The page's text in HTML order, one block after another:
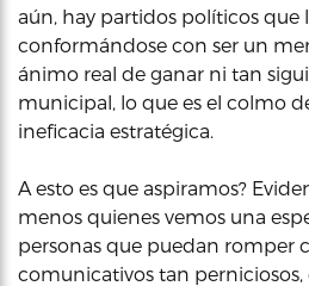
aún, hay partidos políticos que
conformándose con ser un
ánimo real de ganar ni tan
municipal, lo que es el colmo
ineficacia estratégica.
A esto es que aspiramos?
menos quienes vemos una
personas que puedan romper
comunicativos tan perniciosos,